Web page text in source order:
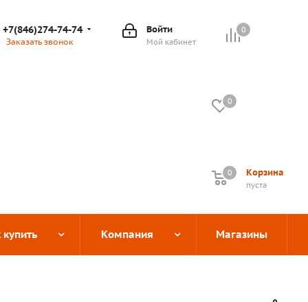
0
0
Корзина
0
пуста
0
Войти
Мой кабинет
+7(846)274-74-74
Заказать звонок
купить Компания Магазины